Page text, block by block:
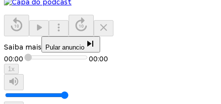
Saiba mais Pular anuncio
00:00 00:00
1x